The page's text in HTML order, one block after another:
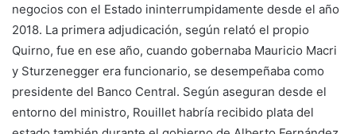
negocios con el Estado ininterrumpidamente desde el año
2018. La primera adjudicación, según relató el propio
Quirno, fue en ese año, cuando gobernaba Mauricio Macri
y Sturzenegger era funcionario, se desempeñaba como
presidente del Banco Central. Según aseguran desde el
entorno del ministro, Rouillet habría recibido plata del